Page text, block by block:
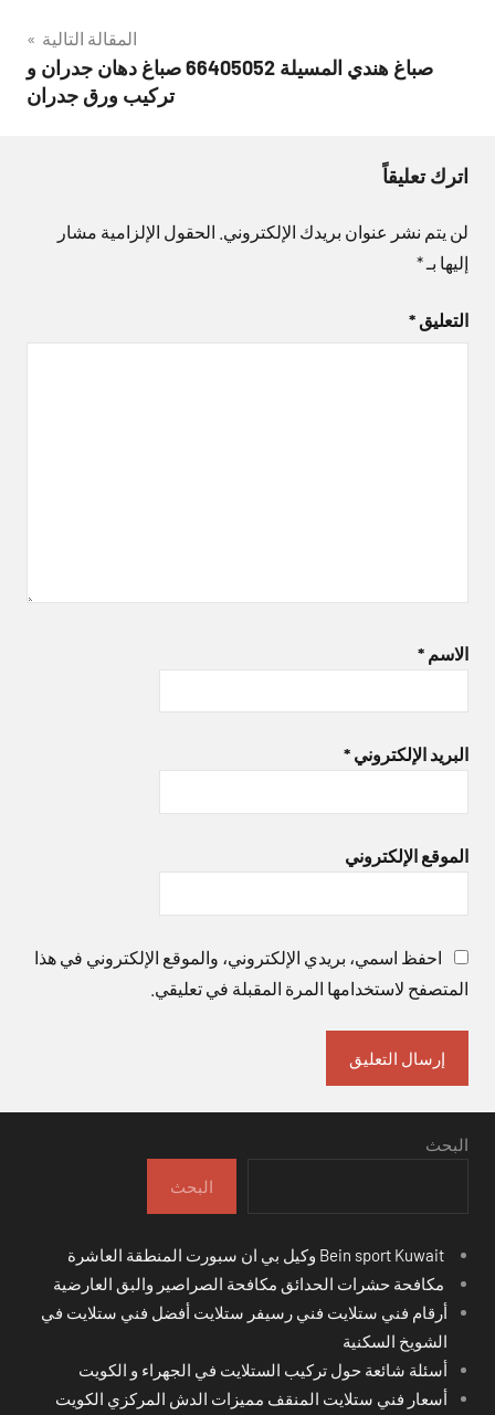
المقالة التالية
صباغ هندي المسيلة 66405052 صباغ دهان جدران و
تركيب ورق جدران
اترك تعليقاً
لن يتم نشر عنوان بريدك الإلكتروني. الحقول الإلزامية مشار
إليها بـ*
التعليق *
الاسم *
البريد الإلكتروني *
الموقع الإلكتروني
احفظ اسمي، بريدي الإلكتروني، والموقع الإلكتروني في هذا
المتصفح لاستخدامها المرة المقبلة في تعليقي.
البحث
البحث
مكافحة حشرات الحدائق مكافحة الصراصير والبق العارضية
أرقام فني ستلايت فني رسيفر ستلايت أفضل فني ستلايت في
الشويخ السكنية
أسئلة شائعة حول تركيب الستلايت في الجهراء و الكويت
أسعار فني ستلايت المنقف مميزات الدش المركزي الكويت